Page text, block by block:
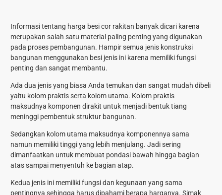
Informasi tentang harga besi cor rakitan banyak dicari karena
merupakan salah satu material paling penting yang digunakan
pada proses pembangunan. Hampir semua jenis konstruksi
bangunan menggunakan besi jenis ini karena memiliki fungsi
penting dan sangat membantu.
Ada dua jenis yang biasa Anda temukan dan sangat mudah dibeli
yaitu kolom praktis serta kolom utama. Kolom praktis
maksudnya komponen dirakit untuk menjadi bentuk tiang
meninggi pembentuk struktur bangunan.
Sedangkan kolom utama maksudnya komponennya sama
namun memiliki tinggi yang lebih menjulang. Jadi sering
dimanfaatkan untuk membuat pondasi bawah hingga bagian
atas sampai menyentuh ke bagian atap.
Kedua jenis ini memiliki fungsi dan kegunaan yang sama
pentingnya sehingga harus dipahami berapa harganya. Simak